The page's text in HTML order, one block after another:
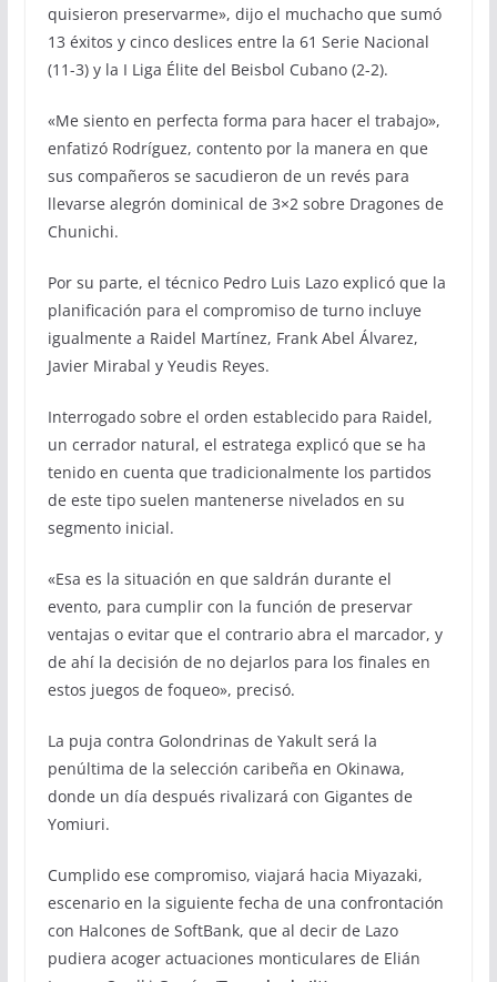
quisieron preservarme», dijo el muchacho que sumó
13 éxitos y cinco deslices entre la 61 Serie Nacional
(11-3) y la I Liga Élite del Beisbol Cubano (2-2).
«Me siento en perfecta forma para hacer el trabajo»,
enfatizó Rodríguez, contento por la manera en que
sus compañeros se sacudieron de un revés para
llevarse alegrón dominical de 3×2 sobre Dragones de
Chunichi.
Por su parte, el técnico Pedro Luis Lazo explicó que la
planificación para el compromiso de turno incluye
igualmente a Raidel Martínez, Frank Abel Álvarez,
Javier Mirabal y Yeudis Reyes.
Interrogado sobre el orden establecido para Raidel,
un cerrador natural, el estratega explicó que se ha
tenido en cuenta que tradicionalmente los partidos
de este tipo suelen mantenerse nivelados en su
segmento inicial.
«Esa es la situación en que saldrán durante el
evento, para cumplir con la función de preservar
ventajas o evitar que el contrario abra el marcador, y
de ahí la decisión de no dejarlos para los finales en
estos juegos de foqueo», precisó.
La puja contra Golondrinas de Yakult será la
penúltima de la selección caribeña en Okinawa,
donde un día después rivalizará con Gigantes de
Yomiuri.
Cumplido ese compromiso, viajará hacia Miyazaki,
escenario en la siguiente fecha de una confrontación
con Halcones de SoftBank, que al decir de Lazo
pudiera acoger actuaciones monticulares de Elián